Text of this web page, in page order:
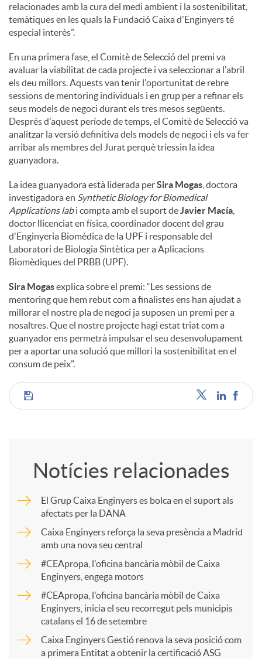
relacionades amb la cura del medi ambient i la sostenibilitat,
temàtiques en les quals la Fundació Caixa d'Enginyers té
especial interès”.
En una primera fase, el Comitè de Selecció del premi va
avaluar la viabilitat de cada projecte i va seleccionar a l'abril
els deu millors. Aquests van tenir l'oportunitat de rebre
sessions de mentoring individuals i en grup per a refinar els
seus models de negoci durant els tres mesos següents.
Després d'aquest període de temps, el Comitè de Selecció va
analitzar la versió definitiva dels models de negoci i els va fer
arribar als membres del Jurat perquè triessin la idea
guanyadora.
La idea guanyadora està liderada perSira Mogas , doctora
investigadora en Synthetic Biology for Biomedical
Applications labi compta amb el suport deJavier Macía
doctor llicenciat en física, coordinador docent del grau
d'Enginyeria Biomèdica de la UPF i responsable del
Laboratori de Biologia Sintètica per a Aplicacions
Biomèdiques del PRBB (UPF).
Sira Mogasexplica sobre el premi: “Les sessions de
mentoring que hem rebut com a finalistes ens han ajudat a
millorar el nostre pla de negoci ja suposen un premi per a
nosaltres. Que el nostre projecte hagi estat triat com a
guanyador ens permetrà impulsar el seu desenvolupament
per a aportar una solució que millori la sostenibilitat en el
consum de peix”.
C
m
p
a
r
t
Notícies relacionades
El Grup Caixa Enginyers es bolca en el suport als
afectats per la DANA
Caixa Enginyers reforça la seva presència a Madrid
amb una nova seu central
#CEApropa, l'oficina bancària mòbil de Caixa
Enginyers, engega motors
#CEApropa, l'oficina bancària mòbil de Caixa
Enginyers, inicia el seu recorregut pels municipis
catalans el 16 de setembre
Caixa Enginyers Gestió renova la seva posició com
a primera Entitat a obtenir la certificació ASG